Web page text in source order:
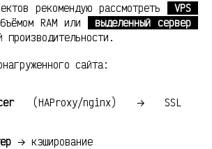
рекомендую рассмотреть
VPS
RAM или
выделенный сервер
производительности.
сайта:
(HAProxy/nginx) → SSL
→ кэширование